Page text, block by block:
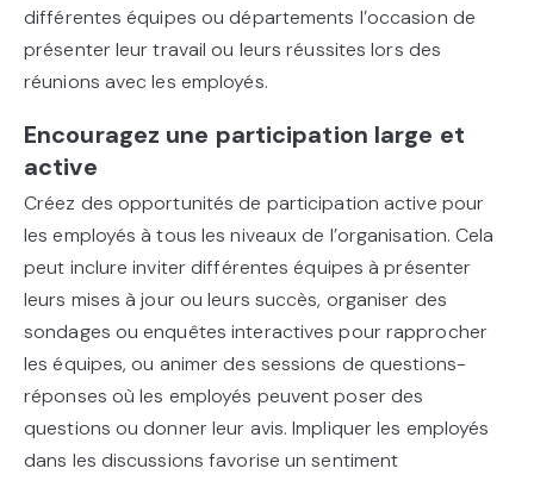
différentes équipes ou départements l’occasion de
présenter leur travail ou leurs réussites lors des
réunions avec les employés.
Encouragez une participation large et
active
Créez des opportunités de participation active pour
les employés à tous les niveaux de l’organisation. Cela
peut inclure inviter différentes équipes à présenter
leurs mises à jour ou leurs succès, organiser des
sondages ou enquêtes interactives pour rapprocher
les équipes, ou animer des sessions de questions-
réponses où les employés peuvent poser des
questions ou donner leur avis. Impliquer les employés
dans les discussions favorise un sentiment